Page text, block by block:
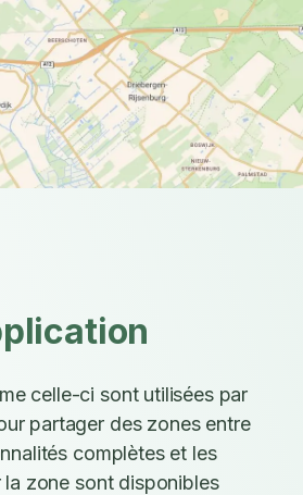
celle-ci sont utilisées par
partager des zones entre
complètes et les
la zone sont disponibles